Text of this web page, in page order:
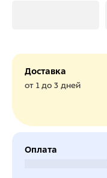
Доставка
от 1 до 3 дней
Оплата